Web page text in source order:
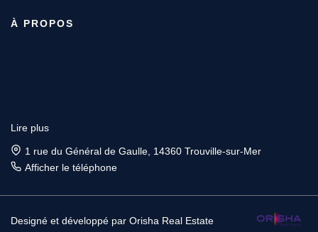
À PROPOS
Lire plus
1 rue du Général de Gaulle, 14360 Trouville-sur-Mer
Afficher le téléphone
Designé et développé par Orisha Real Estate